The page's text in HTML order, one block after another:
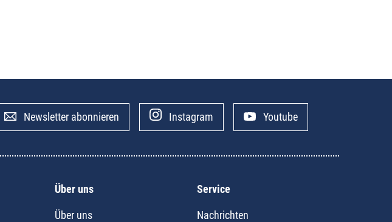
Newsletter abonnieren Instagram Youtube
Über uns
Über uns
Service
Nachrichten